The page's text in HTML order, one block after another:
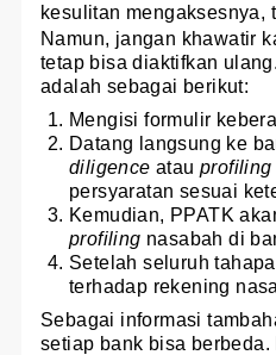
kesulitan mengaksesnya,
Namun, jangan khawatir
tetap bisa diaktifkan
adalah sebagai berikut:
Mengisi formulir
Datang langsung ke
diligence atauprofiling
persyaratan sesuai
Kemudian, PPATK
profiling nasabah di
Setelah seluruh
terhadap rekening
Sebagai informasi
setiap bank bisa